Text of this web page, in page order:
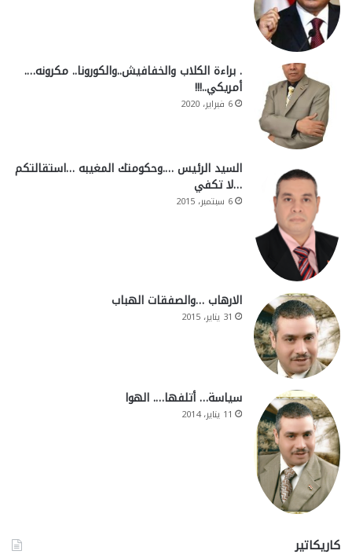
. براءة الكلاب والخفافيش..والكورونا.. مكرونه….
أمريكي..!!!
6 فبراير، 2020
السيد الرئيس ….وحكومتك المغيبه …استقالتكم
…لا تكفي
6 سبتمبر، 2015
الارهاب …والصفقات الهباب
31 يناير، 2015
سياسة… أتلفها…. الهوا
11 يناير، 2014
كاريكاتير